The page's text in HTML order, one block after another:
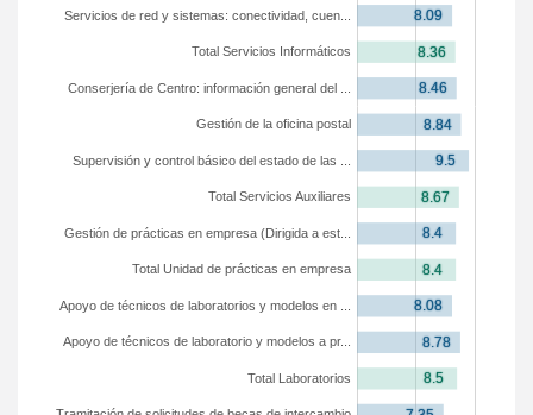
Total Laboratorios
Apoyo de técnicos de laboratorio y modelos a pr...
Apoyo de técnicos de laboratorios y modelos en ...
Total Unidad de prácticas en empresa
Gestión de prácticas en empresa (Dirigida a est...
Total Servicios Auxiliares
Supervisión y control básico del estado de las ...
Gestión de la oficina postal
Conserjería de Centro: información general del ...
Total Servicios Informáticos
Servicios de red y sistemas: conectividad, cuen...